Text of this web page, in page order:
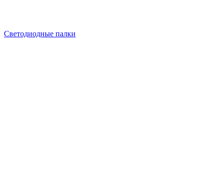
Светодиодные палки